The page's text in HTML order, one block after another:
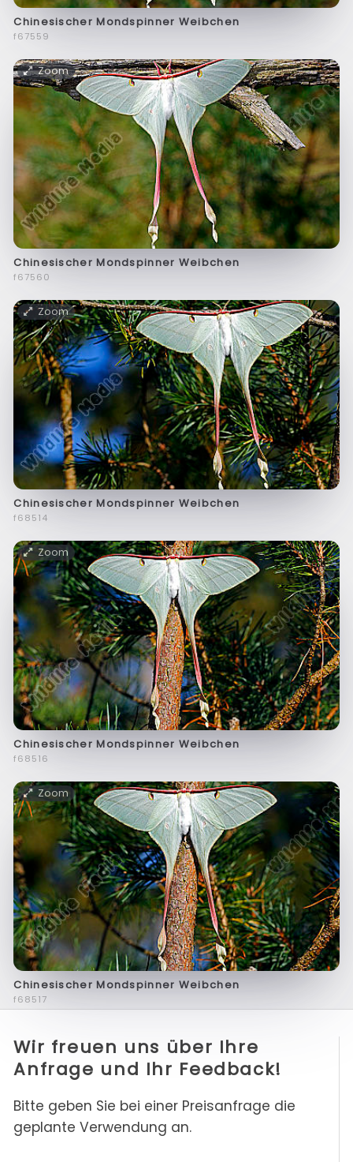
Chinesischer Mondspinner Weibchen
f67559
Zoom
Chinesischer Mondspinner Weibchen
f67560
Zoom
Chinesischer Mondspinner Weibchen
f68514
Zoom
Chinesischer Mondspinner Weibchen
f68516
Zoom
Chinesischer Mondspinner Weibchen
f68517
Wir freuen uns über Ihre
Anfrage und Ihr Feedback!
Bitte geben Sie bei einer Preisanfrage die
geplante Verwendung an.